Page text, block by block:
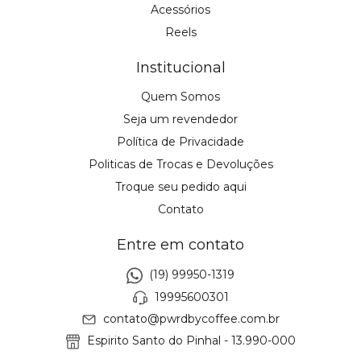
Acessórios
Reels
Institucional
Quem Somos
Seja um revendedor
Política de Privacidade
Politicas de Trocas e Devoluções
Troque seu pedido aqui
Contato
Entre em contato
(19) 99950-1319
19995600301
contato@pwrdbycoffee.com.br
Espirito Santo do Pinhal - 13.990-000